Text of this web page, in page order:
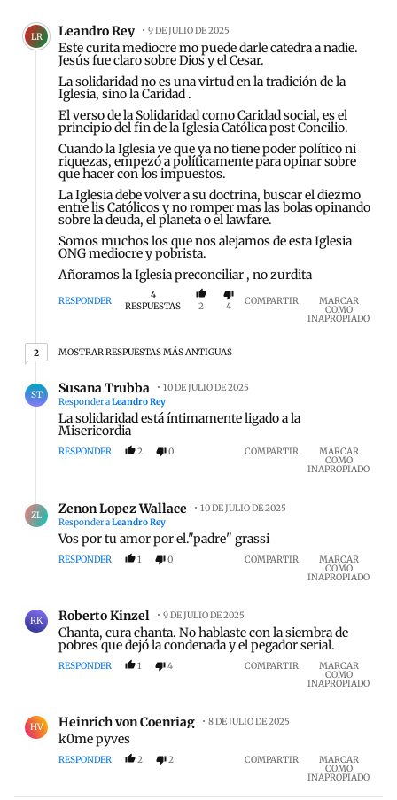
Comentario de Leandro Rey.
LR Leandro Rey 9 DE JULIO DE 2025
Este curita mediocre mo puede darle catedra a nadie.
Jesús fue claro sobre Dios y el Cesar.
La solidaridad no es una virtud en la tradición de la
Iglesia, sino la Caridad .
El verso de la Solidaridad como Caridad social, es el
principio del fin de la Iglesia Católica post Concilio.
Cuando la Iglesia ve que ya no tiene poder político ni
riquezas, empezó a políticamente para opinar sobre
que hacer con los impuestos.
La Iglesia debe volver a su doctrina, buscar el diezmo
entre lis Católicos y no romper mas las bolas opinando
sobre la deuda, el planeta o el lawfare.
Somos muchos los que nos alejamos de esta Iglesia
ONG mediocre y pobrista.
Añoramos la Iglesia preconciliar , no zurdita
RESPONDER
4
RESPUESTAS
2 4 COMPARTIR MARCAR
COMO
INAPROPIADO
22 respuestas más antiguas
MOSTRAR RESPUESTAS MÁS ANTIGUAS
ST Susana Trubba
10 DE JULIO DE 2025
Responder aLeandro Rey
La solidaridad está íntimamente ligado a la
Misericordia
RESPONDER 2 0 COMPARTIR MARCAR
COMO
INAPROPIADO
ZL Zenon Lopez Wallace
10 DE JULIO DE 2025
Responder aLeandro Rey
Vos por tu amor por el."padre" grassi
RESPONDER 1 0 COMPARTIR MARCAR
COMO
INAPROPIADO
RK Roberto Kinzel 9 DE JULIO DE 2025
Chanta, cura chanta. No hablaste con la siembra de
pobres que dejó la condenada y el pegador serial.
RESPONDER 1 4 COMPARTIR MARCAR
COMO
INAPROPIADO
HV Heinrich von Coenriag 8 DE JULIO DE 2025
k0me pyves
RESPONDER 2 2 COMPARTIR MARCAR
COMO
INAPROPIADO